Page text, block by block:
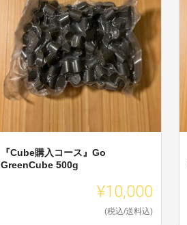
『Cube購入コース』Go
GreenCube 500g
¥10,000
(税込/送料込)